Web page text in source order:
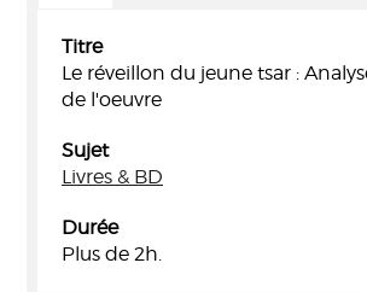
Titre
Le réveillon du jeune tsar :
de l'oeuvre
Sujet
Livres & BD
Durée
Plus de 2h.